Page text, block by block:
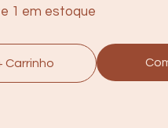
1 em estoque
Carrinho